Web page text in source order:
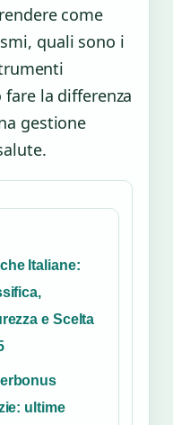
come
quali sono i
la differenza
gestione
Italiane:
e Scelta
ultime